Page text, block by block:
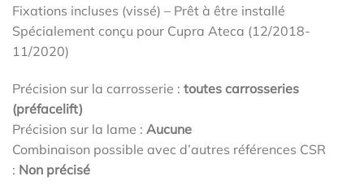
Fixations incluses (vissé) – Prêt à être installé
Spécialement conçu pour Cupra Ateca (12/2018-
11/2020)
Précision sur la carrosserie : toutes carrosseries
(préfacelift)
Précision sur la lame : Aucune
Combinaison possible avec d’autres références CSR
: Non précisé